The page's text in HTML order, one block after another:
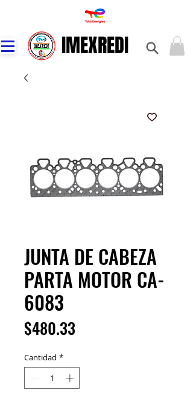
IMEXREDI
IMEXREDI
JUNTA DE CABEZA
PARTA MOTOR CA-
6083
$480.33
Cantidad *